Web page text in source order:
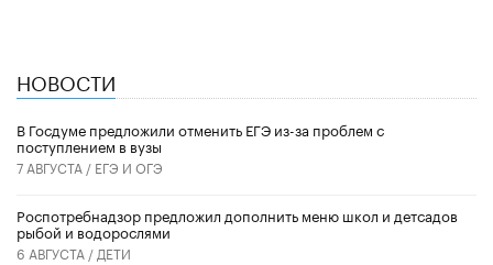
НОВОСТИ
В Госдуме предложили отменить ЕГЭ из-за проблем с
поступлением в вузы
7 АВГУСТА / ЕГЭ И ОГЭ
Роспотребнадзор предложил дополнить меню школ и детсадов
рыбой и водорослями
6 АВГУСТА / ДЕТИ